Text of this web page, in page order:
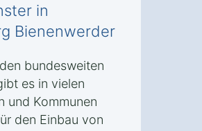
in
Bienenwerder
bundesweiten
es in vielen
und Kommunen
den Einbau von